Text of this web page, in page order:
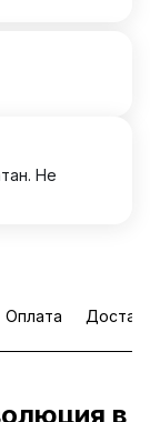
Не
Оплата
в